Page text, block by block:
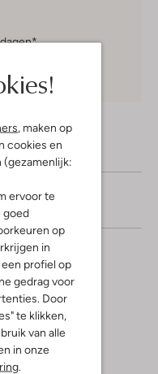
, maken op
cookies en
ervoor te
goed
op
in
profiel op
gedrag voor
Door
te klikken,
van alle
in onze
.
4/5